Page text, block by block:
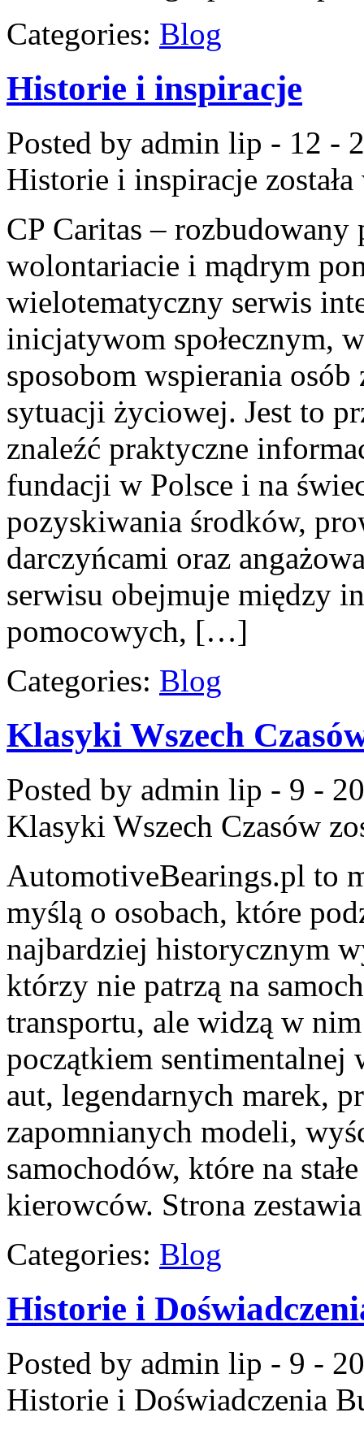
Categories: Blog
Historie i inspiracje
Posted by admin lip - 12 -
Historie i inspiracje
CP Caritas –
wolontariacie i mądrym
wielotematyczny serwis
inicjatywom społecznym,
sposobom wspierania
sytuacji życiowej. Jest to
znaleźć praktyczne
fundacji w Polsce i na
pozyskiwania środków,
darczyńcami oraz
serwisu obejmuje między
pomocowych, […]
Categories: Blog
Klasyki Wszech
Posted by admin lip - 9 -
Klasyki Wszech Czasów
AutomotiveBearings.pl to
myślą o osobach, które
najbardziej historycznym
którzy nie patrzą na
transportu, ale widzą w
początkiem
aut, legendarnych marek,
zapomnianych modeli,
samochodów, które na
kierowców. Strona
Categories: Blog
Historie i
Posted by admin lip - 9 -
Historie i Doświadczenia